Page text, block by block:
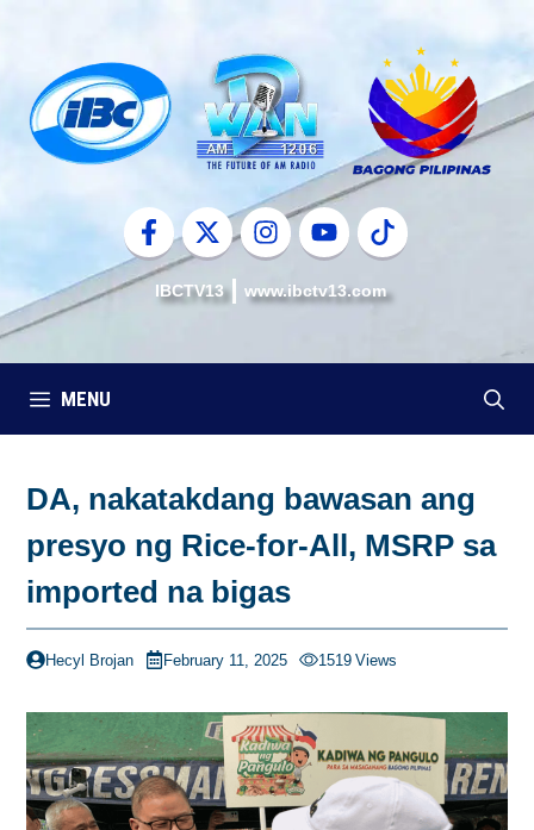
content
IBCTV13 www.ibctv13.com
MENU
DA, nakatakdang bawasan ang
presyo ng Rice-for-All, MSRP sa
imported na bigas
Hecyl Brojan February 11, 2025 1519 Views